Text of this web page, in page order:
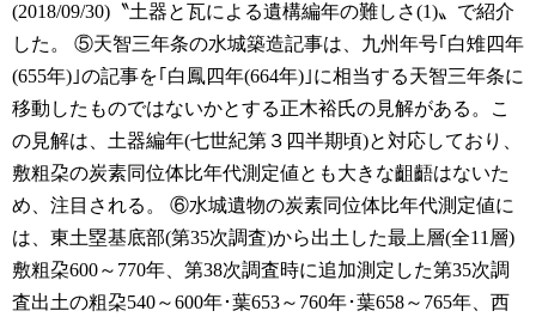
(2018/09/30)〝土器と瓦による遺構編年の難しさ(1)〟で紹介
した。
⑤天智三年条の水城築造記事は、九州年号｢白雉四年
(655年)｣の記事を｢白鳳四年(664年)｣に相当する天智三年条に
移動したものではないかとする正木裕氏の見解がある。こ
の見解は、土器編年(七世紀第３四半期頃)と対応しており、
敷粗朶の炭素同位体比年代測定値とも大きな齟齬はないた
め、注目される。
⑥水城遺物の炭素同位体比年代測定値に
は、東土塁基底部(第35次調査)から出土した最上層(全11層)
敷粗朶600～770年、第38次調査時に追加測定した第35次調
査出土の粗朶540～600年･葉653～760年･葉658～765年、西